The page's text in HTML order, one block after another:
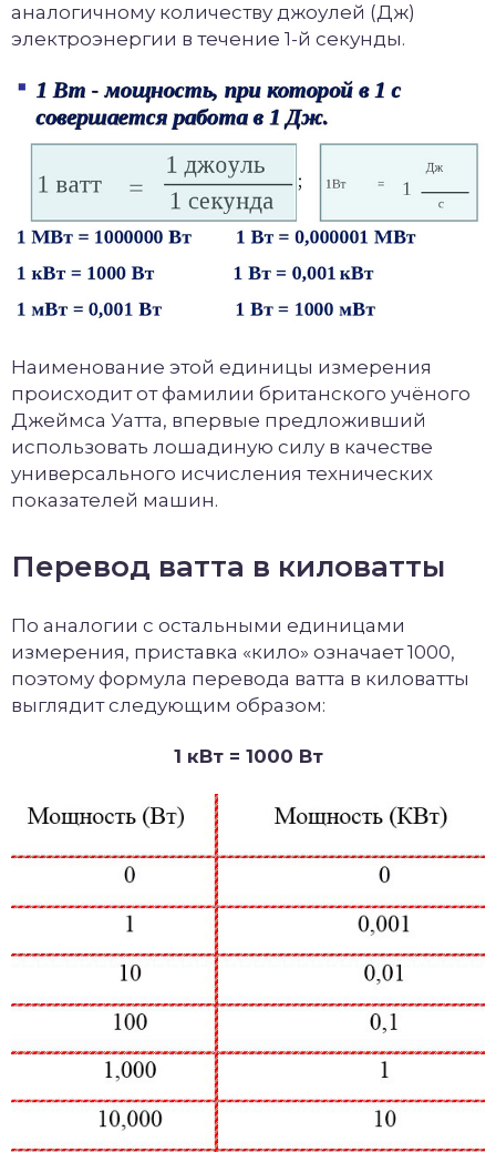
аналогичному количеству джоулей (Дж)
электроэнергии в течение 1-й секунды.
Наименование этой единицы измерения
происходит от фамилии британского учёного
Джеймса Уатта, впервые предложивший
использовать лошадиную силу в качестве
универсального исчисления технических
показателей машин.
Перевод ватта в киловатты
По аналогии с остальными единицами
измерения, приставка «кило» означает 1000,
поэтому формула перевода ватта в киловатты
выглядит следующим образом:
1 кВт = 1000 Вт